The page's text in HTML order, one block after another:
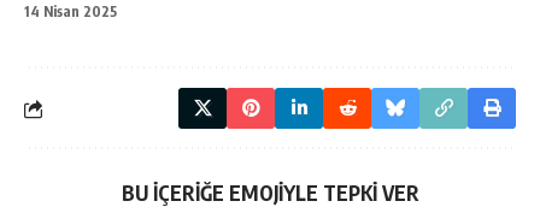
14 Nisan 2025
BU İÇERİĞE EMOJİYLE TEPKİ VER